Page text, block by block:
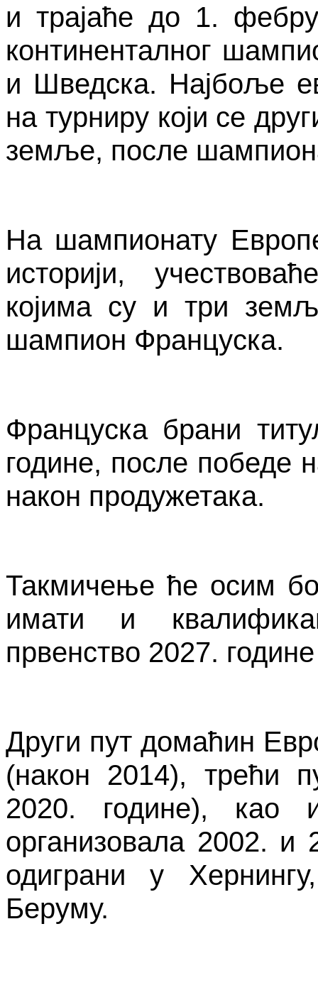
и трајаће до 1.
континенталног
и Шведска. Најбоље
на турниру који се
земље, после
На шампионату
историји,
којима су и три
шампион Француска.
Француска брани
године, после победе
након продужетака.
Такмичење ће осим
имати и
првенство 2027.
Други пут домаћин
(након 2014), трећи
2020. године), као
организовала 2002. и
одиграни у
Беруму.